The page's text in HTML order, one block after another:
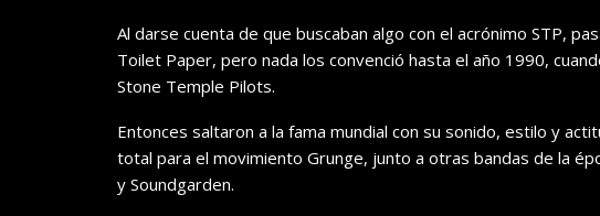
Al darse cuenta de que buscaban algo con el acrónimo STP,
Toilet Paper, pero nada los convenció hasta el año 1990,
Stone Temple Pilots.
Entonces saltaron a la fama mundial con su sonido, estilo y
total para el movimiento Grunge, junto a otras bandas de la
y Soundgarden.